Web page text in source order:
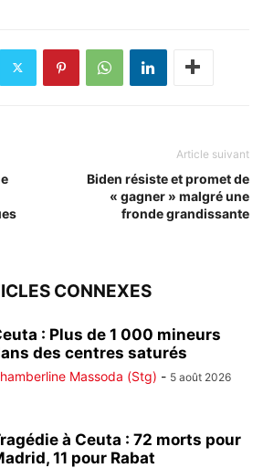
Article suivant
Biden résiste et promet de
« gagner » malgré une
fronde grandissante
CONNEXES
: Plus de 1 000 mineurs
des centres saturés
Massoda (Stg) - 5 août 2026
à Ceuta : 72 morts pour
11 pour Rabat